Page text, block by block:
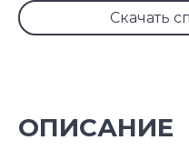
Скачать
ОПИСАНИЕ